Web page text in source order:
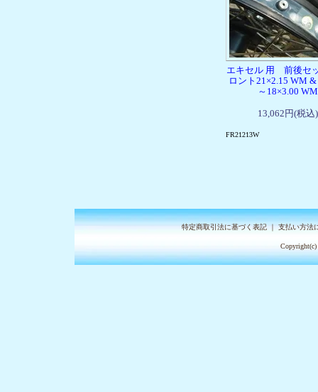
エキセル 用 前後セ
ロント21×2.15 WM
～18×3.00 WM
13,062円(税込)
FR21213W
特定商取引法に基づく表記｜支払い方法